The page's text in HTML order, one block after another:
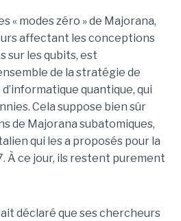
« modes zéro » de Majorana,
affectant les conceptions
sur les qubits, est
de la stratégie de
quantique, qui
Cela suppose bien sûr
de Majorana subatomiques,
qui les a proposés pour la
À ce jour, ils restent purement
déclaré que ses chercheurs